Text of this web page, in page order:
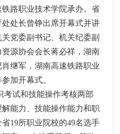
路职业技术学院承办。省
处长曾铮出席开幕式并讲
党委副书记、机关纪委副
源协会会长蒋必祥，湖南
继军，湖南高速铁路职业
加开幕式。
考试和技能操作考核两部
能力、技能操作能力和职
省19所职业院校的49名选手